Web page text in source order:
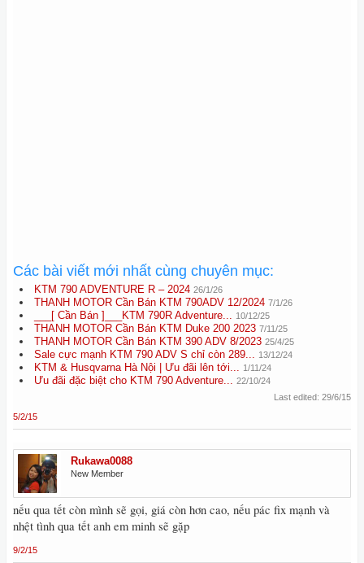
Các bài viết mới nhất cùng chuyên mục:
KTM 790 ADVENTURE R – 2024 26/1/26
THANH MOTOR Cần Bán KTM 790ADV 12/2024 7/1/26
___[ Cần Bán ]___KTM 790R Adventure... 10/12/25
THANH MOTOR Cần Bán KTM Duke 200 2023 7/11/25
THANH MOTOR Cần Bán KTM 390 ADV 8/2023 25/4/25
Sale cực mạnh KTM 790 ADV S chỉ còn 289... 13/12/24
KTM & Husqvarna Hà Nội | Ưu đãi lên tới... 1/11/24
Ưu đãi đặc biệt cho KTM 790 Adventure... 22/10/24
Last edited: 29/6/15
5/2/15
Rukawa0088
New Member
nếu qua tết còn mình sẽ gọi, giá còn hơn cao, nếu pác fix mạnh và
nhệt tình qua tết anh em minh sẽ gặp
9/2/15